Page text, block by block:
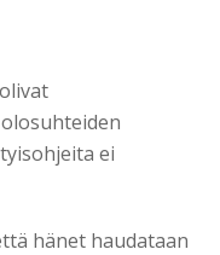
ei
hänet haudataan